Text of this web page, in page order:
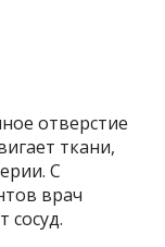
отверстие
ткани,
С
врач
сосуд.